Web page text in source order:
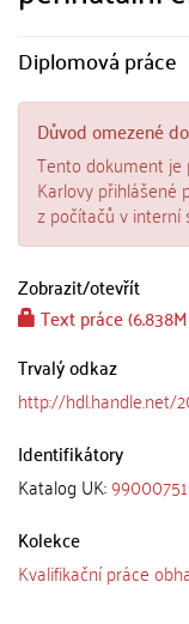
Diplomová práce
Důvod omezené
Tento dokument
Karlovy přihlášené
z počítačů v interní
Zobrazit/otevřít
Text práce
Trvalý odkaz
http://hdl.handle.net/
Identifikátory
Katalog UK:
Kolekce
Kvalifikační práce